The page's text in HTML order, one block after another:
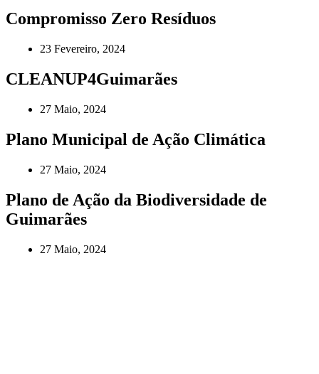
Compromisso Zero Resíduos
23 Fevereiro, 2024
CLEANUP4Guimarães
27 Maio, 2024
Plano Municipal de Ação Climática
27 Maio, 2024
Plano de Ação da Biodiversidade de
Guimarães
27 Maio, 2024